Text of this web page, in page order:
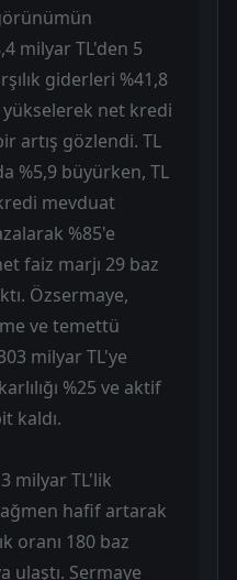
milyar TL'den 5
giderleri %41,8
yükselerek net kredi
artış gözlendi. TL
%5,9 büyürken, TL
mevduat
%85'e
faiz marjı 29 baz
Özsermaye,
ve temettü
milyar TL'ye
%25 ve aktif
kaldı.
milyar TL'lik
hafif artarak
oranı 180 baz
ulaştı. Sermaye